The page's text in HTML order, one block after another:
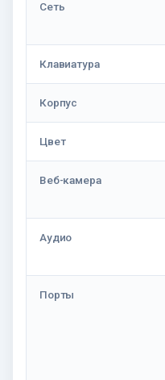
Сеть
Клавиатура
Корпус
Цвет
Веб-камера
Аудио
Порты